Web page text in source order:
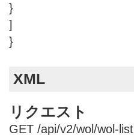
}
]
}
XML
リクエスト
GET /api/v2/wol/wol-list